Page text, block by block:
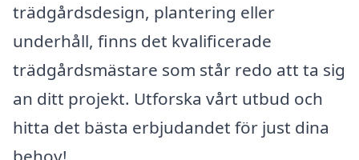
trädgårdsdesign, plantering eller
underhåll, finns det kvalificerade
trädgårdsmästare som står redo att ta sig
an ditt projekt. Utforska vårt utbud och
hitta det bästa erbjudandet för just dina